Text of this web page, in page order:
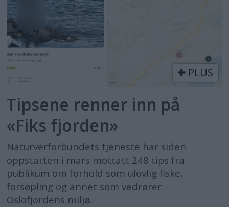
PLUS
Tipsene renner inn på
«Fiks fjorden»
Naturverforbundets tjeneste har siden
oppstarten i mars mottatt 248 tips fra
publikum om forhold som ulovlig fiske,
forsøpling og annet som vedrører
Oslofjordens miljø.